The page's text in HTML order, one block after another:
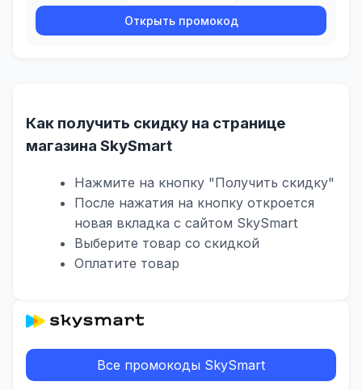
Все промокоды SkySmart
Открыть промокод
Как получить скидку на странице
магазина SkySmart
Нажмите на кнопку "Получить скидку"
После нажатия на кнопку откроется
новая вкладка с сайтом SkySmart
Выберите товар со скидкой
Оплатите товар